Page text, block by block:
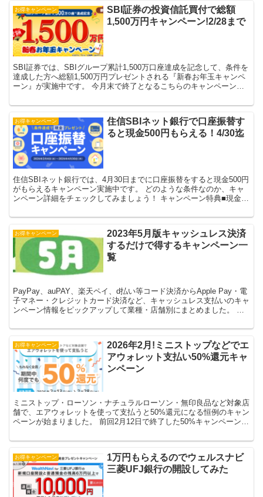
お得キャンペーン
SBI証券の投資信託買付で総額
1,500万円キャンペーン!2/28まで
SBI証券では、SBIグループ累計1,500万口座達成を記念して、条件を
達成した方へ総額1,500万円プレゼントされる『新春お年玉キャンペ
ーン』が実施中です。 今月末で終了となるこちらのキャンペーン、
お得キャンペーン
住信SBIネット銀行で口座振替す
ると現金500円もらえる！4/30迄
住信SBIネット銀行では、4月30日までに口座振替をすると現金500円
がもらえるキャンペーン実施中です。 どのような条件なのか、キャ
ンペーン詳細をチェックしてみましょう！ キャンペーン特典■現金
お得キャンペーン
2023年5月版キャッシュレス決済
するだけで得するキャンペーン一
覧
PayPay、auPAY、楽天ペイ、d払い等コード決済からApple Pay・電
子マネー・クレジットカード決済など、キャッシュレス支払いのキャ
ンペーン情報をピックアップして業種・店舗別にまとめました。 決
お得キャンペーン
2026年2月!ミニストップなどでエ
アウォレット支払い50%還元キャ
ンペーン
ミニストップ・ローソン・ナチュラルローソン・無印良品など対象店
舗で、エアウォレットを使って支払うと50%還元になる恒例のキャン
ペーンが始まりました。 前回2月12日で終了した50%キャンペーンと
お得キャンペーン
1万円もらえるのでウェルスナビ
三菱UFJ銀行の開設してみた